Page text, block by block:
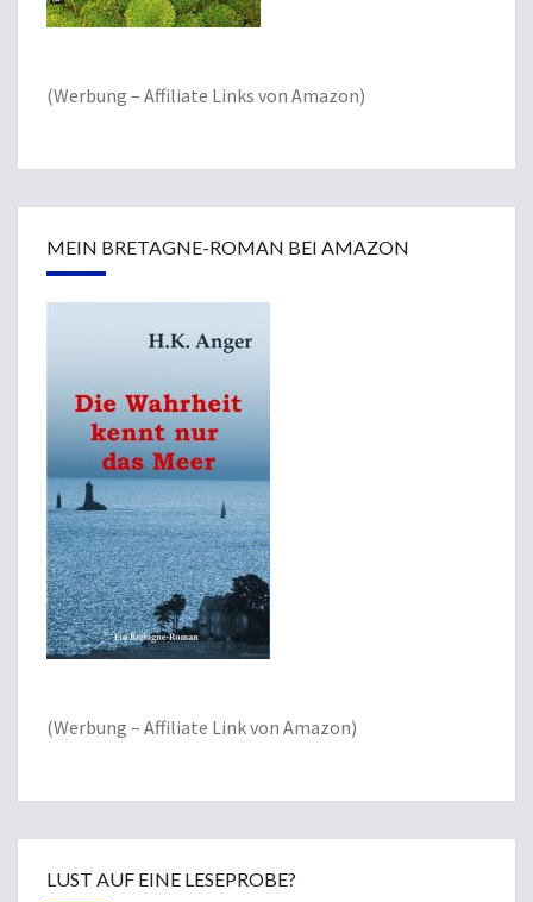
(Werbung – Affiliate Links von Amazon)
MEIN BRETAGNE-ROMAN BEI AMAZON
(Werbung – Affiliate Link von Amazon)
LUST AUF EINE LESEPROBE?